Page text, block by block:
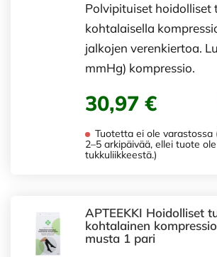
Polvipituiset hoidolliset
kohtalaisella
jalkojen verenkiertoa.
mmHg) kompressio.
30,97 €
Tuotetta ei ole varastossa
2–5 arkipäivää, ellei tuote
tukkuliikkeestä.)
APTEEKKI Hoidolliset
kohtalainen
musta 1 pari